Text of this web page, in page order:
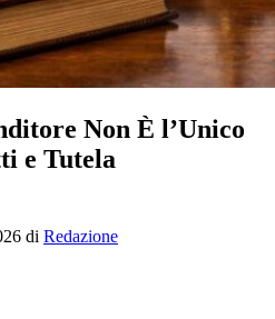
Non È l’Unico
e Tutela
di Redazione